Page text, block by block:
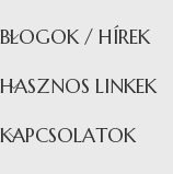
BLOGOK / HÍREK
HASZNOS LINKEK
KAPCSOLATOK